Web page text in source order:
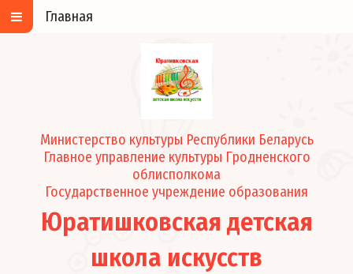
Министерство культуры Республики Беларусь
Главное управление культуры Гродненского
облисполкома
Государственное учреждение образования
Юратишковская детская
школа искусств
Главная